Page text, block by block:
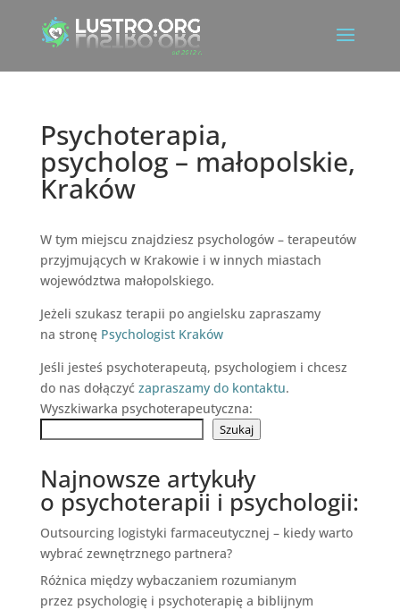
Psychoterapia,
psycholog – małopolskie,
Kraków
W tym miejscu znajdziesz psychologów – terapeutów
przyjmujących w Krakowie i w innych miastach
województwa małopolskiego.
Jeżeli szukasz terapii po angielsku zapraszamy
na stronę Psychologist Kraków
Jeśli jesteś psychoterapeutą, psychologiem i chcesz
do nas dołączyć zapraszamy do kontaktu.
Wyszkiwarka psychoterapeutyczna:
Szukaj
Najnowsze artykuły
o psychoterapii i psychologii:
Outsourcing logistyki farmaceutycznej – kiedy warto
wybrać zewnętrznego partnera?
Różnica między wybaczaniem rozumianym
przez psychologię i psychoterapię a biblijnym